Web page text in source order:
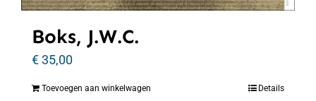
Boks, J.W.C.
€35,00
Toevoegen aan winkelwagen Details